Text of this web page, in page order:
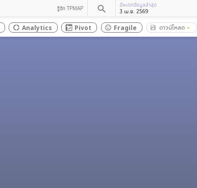
รู้จัก TPMAP search
อัพเดทข้อมูลล่าสุด
3 เม.ย. 2569
donut_large Analytics Pivot sentiment_dissatisfied Fragile save_alt
ดาวน์โหลดarrow_drop_down